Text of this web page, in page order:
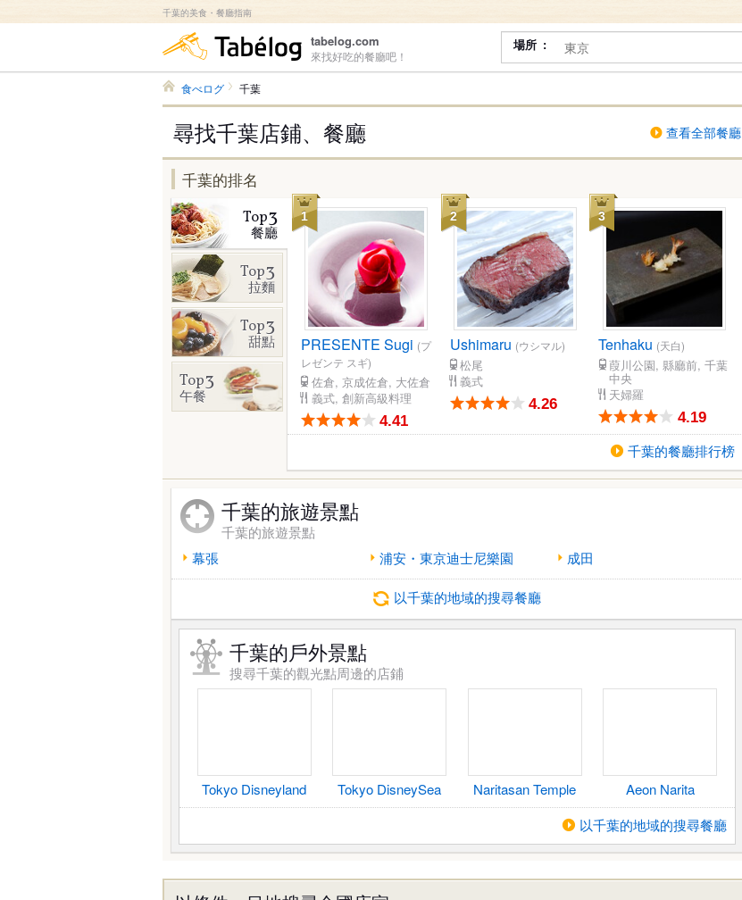
千葉的美食・餐廳指南
食べログ
tabelog.com
來找好吃的餐廳吧！
場所
食べログ 千葉
尋找千葉店鋪、餐廳 查看全部餐廳
千葉的排名
Top3
餐廳
Top3
拉麵
Top3
甜點
Top3
午餐
1
PRESENTE Sugi (プ
レゼンテ スギ)
佐倉, 京成佐倉, 大佐倉
義式, 創新高級料理
4.41
2
Ushimaru (ウシマル)
松尾
義式
4.26
3
Tenhaku (天白)
葭川公園, 縣廳前, 千葉
中央
天婦羅
4.19
千葉的餐廳排行榜
千葉的旅遊景點
千葉的旅遊景點
幕張
浦安・東京迪士尼樂園 成田
以千葉的地域的搜尋餐廳
千葉的戶外景點
搜尋千葉的觀光點周邊的店鋪
Tokyo Disneyland Tokyo DisneySea Naritasan Temple
Aeon Narita
以千葉的地域的搜尋餐廳